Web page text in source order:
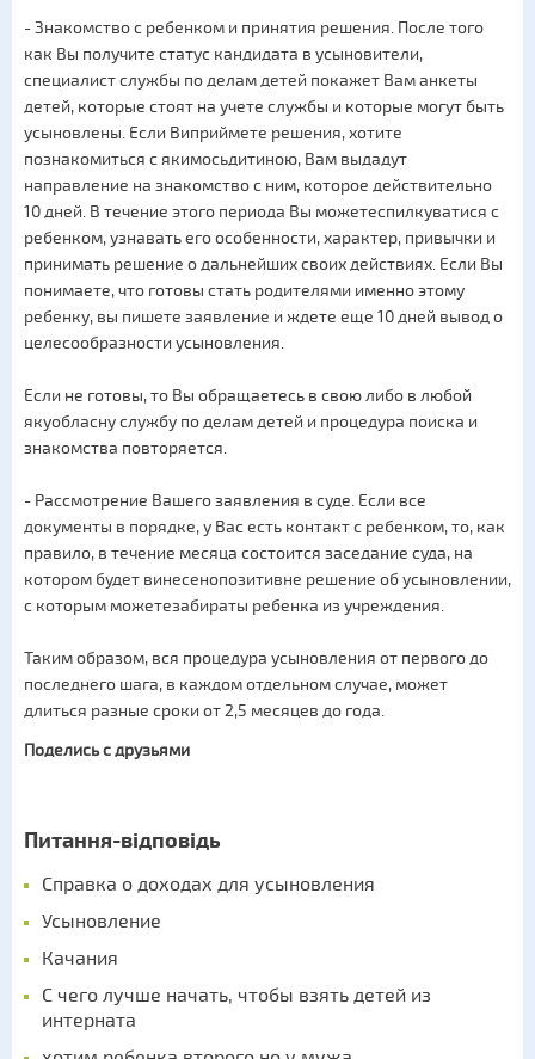
- Знакомство с ребенком и принятия решения. После того
как Вы получите статус кандидата в усыновители,
специалист службы по делам детей покажет Вам анкеты
детей, которые стоят на учете службы и которые могут быть
усыновлены. Если Виприймете решения, хотите
познакомиться с якимосьдитиною, Вам выдадут
направление на знакомство с ним, которое действительно
10 дней. В течение этого периода Вы можетеспилкуватися с
ребенком, узнавать его особенности, характер, привычки и
принимать решение о дальнейших своих действиях. Если Вы
понимаете, что готовы стать родителями именно этому
ребенку, вы пишете заявление и ждете еще 10 дней вывод о
целесообразности усыновления.
Если не готовы, то Вы обращаетесь в свою либо в любой
якуобласну службу по делам детей и процедура поиска и
знакомства повторяется.
- Рассмотрение Вашего заявления в суде. Если все
документы в порядке, у Вас есть контакт с ребенком, то, как
правило, в течение месяца состоится заседание суда, на
котором будет винесенопозитивне решение об усыновлении,
с которым можетезабираты ребенка из учреждения.
Таким образом, вся процедура усыновления от первого до
последнего шага, в каждом отдельном случае, может
длиться разные сроки от 2,5 месяцев до года.
Поделись с друзьями
Питання-відповідь
Справка о доходах для усыновления
Усыновление
Качания
С чего лучше начать, чтобы взять детей из
интерната